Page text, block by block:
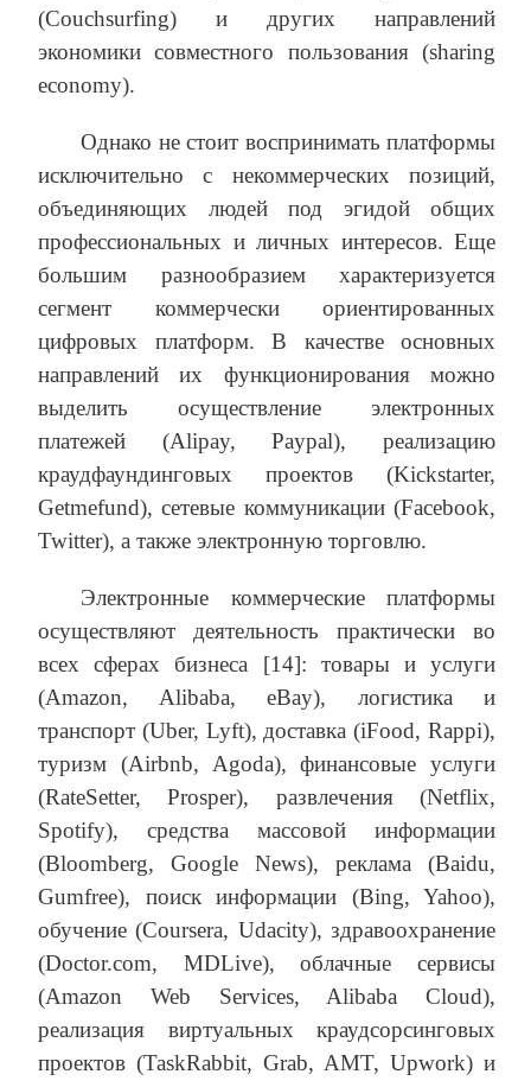
(Couchsurfing) и других направлений
экономики совместного пользования (sharing
economy).
Однако не стоит воспринимать платформы
исключительно с некоммерческих позиций,
объединяющих людей под эгидой общих
профессиональных и личных интересов. Еще
большим разнообразием характеризуется
сегмент коммерчески ориентированных
цифровых платформ. В качестве основных
направлений их функционирования можно
выделить осуществление электронных
платежей (Alipay, Paypal), реализацию
краудфаундинговых проектов (Kickstarter,
Getmefund), сетевые коммуникации (Facebook,
Twitter), а также электронную торговлю.
Электронные коммерческие платформы
осуществляют деятельность практически во
всех сферах бизнеса [14]: товары и услуги
(Amazon, Alibaba, eBay), логистика и
транспорт (Uber, Lyft), доставка (iFood, Rappi),
туризм (Airbnb, Agoda), финансовые услуги
(RateSetter, Prosper), развлечения (Netflix,
Spotify), средства массовой информации
(Bloomberg, Google News), реклама (Baidu,
Gumfree), поиск информации (Bing, Yahoo),
обучение (Coursera, Udacity), здравоохранение
(Doctor.com, MDLive), облачные сервисы
(Amazon Web Services, Alibaba Cloud),
реализация виртуальных краудсорсинговых
проектов (TaskRabbit, Grab, AMT, Upwork) и